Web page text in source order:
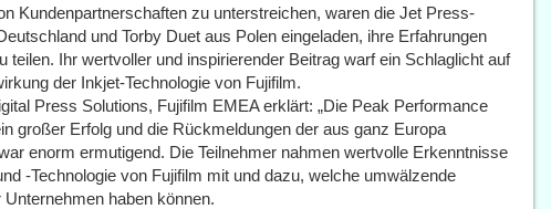
Kundenpartnerschaften zu unterstreichen, waren die Jet Press-
und Torby Duet aus Polen eingeladen, ihre Erfahrungen
teilen. Ihr wertvoller und inspirierender Beitrag warf ein Schlaglicht auf
der Inkjet-Technologie von Fujifilm.
Press Solutions, Fujifilm EMEA erklärt: „Die Peak Performance
großer Erfolg und die Rückmeldungen der aus ganz Europa
enorm ermutigend. Die Teilnehmer nahmen wertvolle Erkenntnisse
-Technologie von Fujifilm mit und dazu, welche umwälzende
haben können.